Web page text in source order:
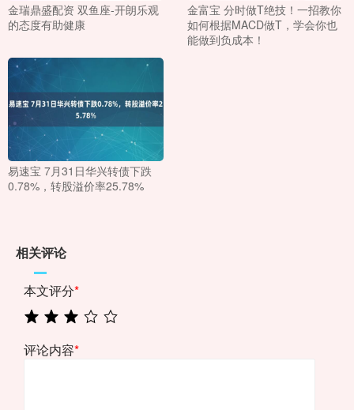
金瑞鼎盛配资 双鱼座-开朗乐观
的态度有助健康
金富宝 分时做T绝技！一招教你
如何根据MACD做T，学会你也
能做到负成本！
易速宝 7月31日华兴转债下跌
0.78%，转股溢价率25.78%
相关评论
本文评分*
评论内容*